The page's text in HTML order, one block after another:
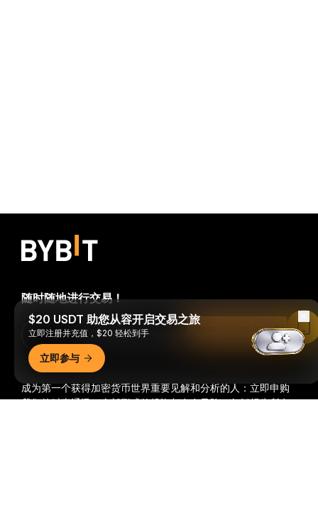
成为第一个获得加密货币世界重要见解和分析的人：立即申购
我们的时事通讯。全部形式的投资都存在风险，包括损失所有
随时随地进行交易！
Download Bybit App
$20 USDT 助您从容开启交易之旅
立即注册并充值，$20 轻松到手
立即参与
Read in Bybit App